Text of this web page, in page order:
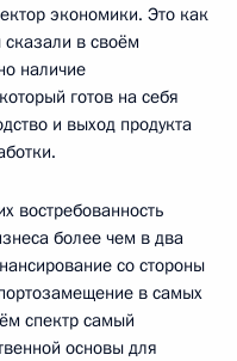
экономики. Это как
в своём
наличие
готов на себя
и выход продукта
востребованность
более чем в два
со стороны
в самых
спектр самый
основы для